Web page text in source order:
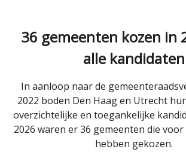
36 gemeenten kozen in
alle kandidaten
In aanloop naar de
2022 boden Den Haag en Utrecht
overzichtelijke en toegankelijke
2026 waren er 36 gemeenten die
hebben gekozen.